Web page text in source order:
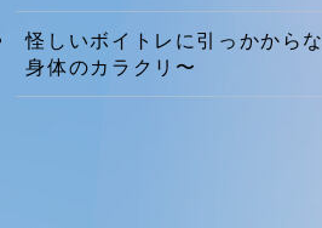
怪しいボイトレに引っかから
身体のカラクリ〜